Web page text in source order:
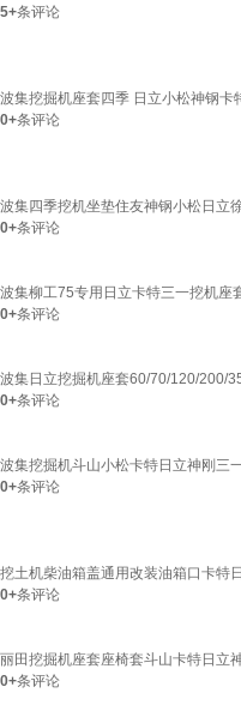
5+条评论
波集挖掘机座套四季 日立小松神钢
0+条评论
波集四季挖机坐垫住友神钢小松日立
0+条评论
波集柳工75专用日立卡特三一挖机座
0+条评论
波集日立挖掘机座套60/70/120/200/
0+条评论
波集挖掘机斗山小松卡特日立神刚三
0+条评论
挖土机柴油箱盖通用改装油箱口卡特
0+条评论
丽田挖掘机座套座椅套斗山卡特日立
0+条评论